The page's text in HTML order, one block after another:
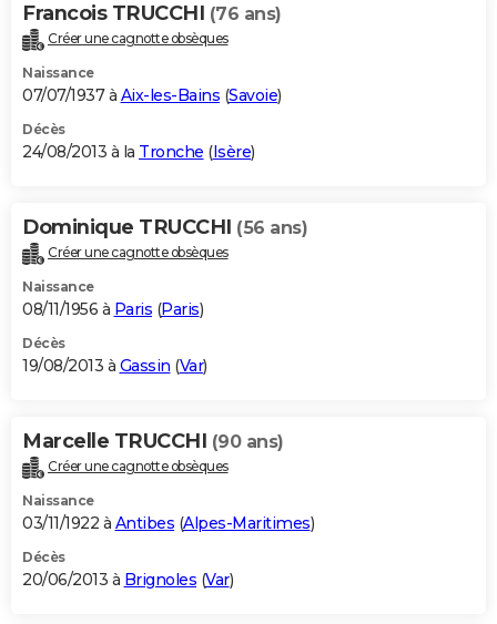
Francois TRUCCHI (76 ans)
Créer une cagnotte obsèques
Naissance
07/07/1937 à Aix-les-Bains (Savoie)
Décès
24/08/2013 à la Tronche (Isère)
Dominique TRUCCHI (56 ans)
Créer une cagnotte obsèques
Naissance
08/11/1956 à Paris (Paris)
Décès
19/08/2013 à Gassin (Var)
Marcelle TRUCCHI (90 ans)
Créer une cagnotte obsèques
Naissance
03/11/1922 à Antibes (Alpes-Maritimes)
Décès
20/06/2013 à Brignoles (Var)